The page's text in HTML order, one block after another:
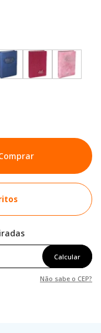
Calcular
Não sabe o CEP?